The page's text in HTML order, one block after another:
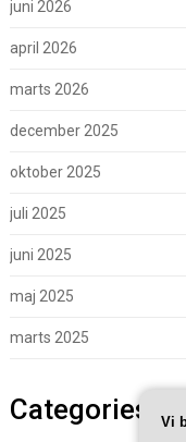
juni 2026
april 2026
marts 2026
december 2025
oktober 2025
juli 2025
juni 2025
maj 2025
marts 2025
Categories
Vi